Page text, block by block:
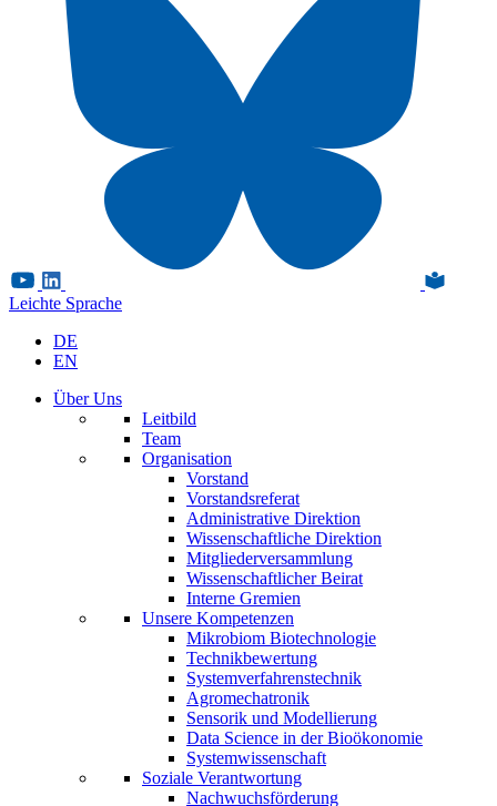
Leichte Sprache
DE
EN
Über Uns
Leitbild
Team
Organisation
Vorstand
Vorstandsreferat
Administrative Direktion
Wissenschaftliche Direktion
Mitgliederversammlung
Wissenschaftlicher Beirat
Interne Gremien
Unsere Kompetenzen
Mikrobiom Biotechnologie
Technikbewertung
Systemverfahrenstechnik
Agromechatronik
Sensorik und Modellierung
Data Science in der Bioökonomie
Systemwissenschaft
Soziale Verantwortung
Nachwuchsförderung